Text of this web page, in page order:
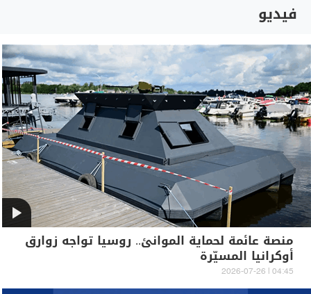
فيديو
منصة عائمة لحماية الموانئ.. روسيا تواجه زوارق
أوكرانيا المسيّرة
04:45 | 2026-07-26